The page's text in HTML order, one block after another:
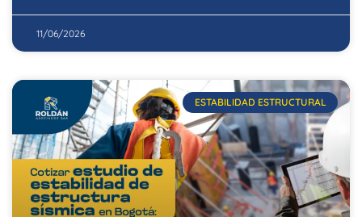
11/06/2026
ESTABILIDAD ESTRUCTURAL